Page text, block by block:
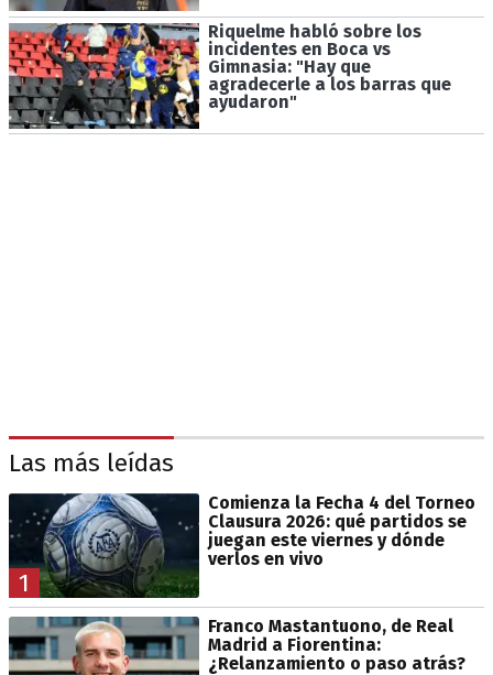
Riquelme habló sobre los
incidentes en Boca vs
Gimnasia: "Hay que
agradecerle a los barras que
ayudaron"
Las más leídas
1
Comienza la Fecha 4 del Torneo
Clausura 2026: qué partidos se
juegan este viernes y dónde
verlos en vivo
Franco Mastantuono, de Real
Madrid a Fiorentina:
¿Relanzamiento o paso atrás?